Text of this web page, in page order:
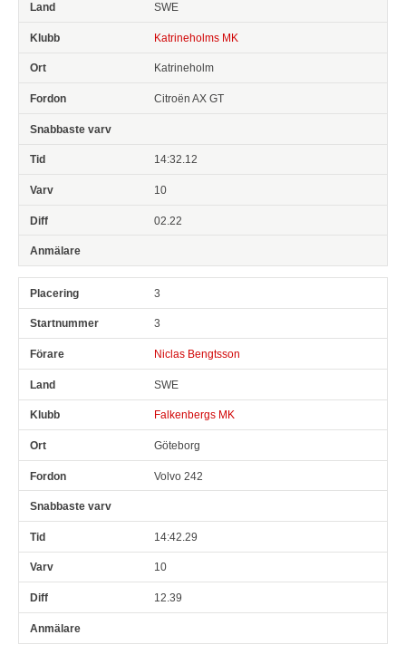
SWE
Katrineholms MK
Katrineholm
Citroën AX GT
14:32.12
10
02.22
3
3
Niclas Bengtsson
SWE
Falkenbergs MK
Göteborg
Volvo 242
14:42.29
10
12.39